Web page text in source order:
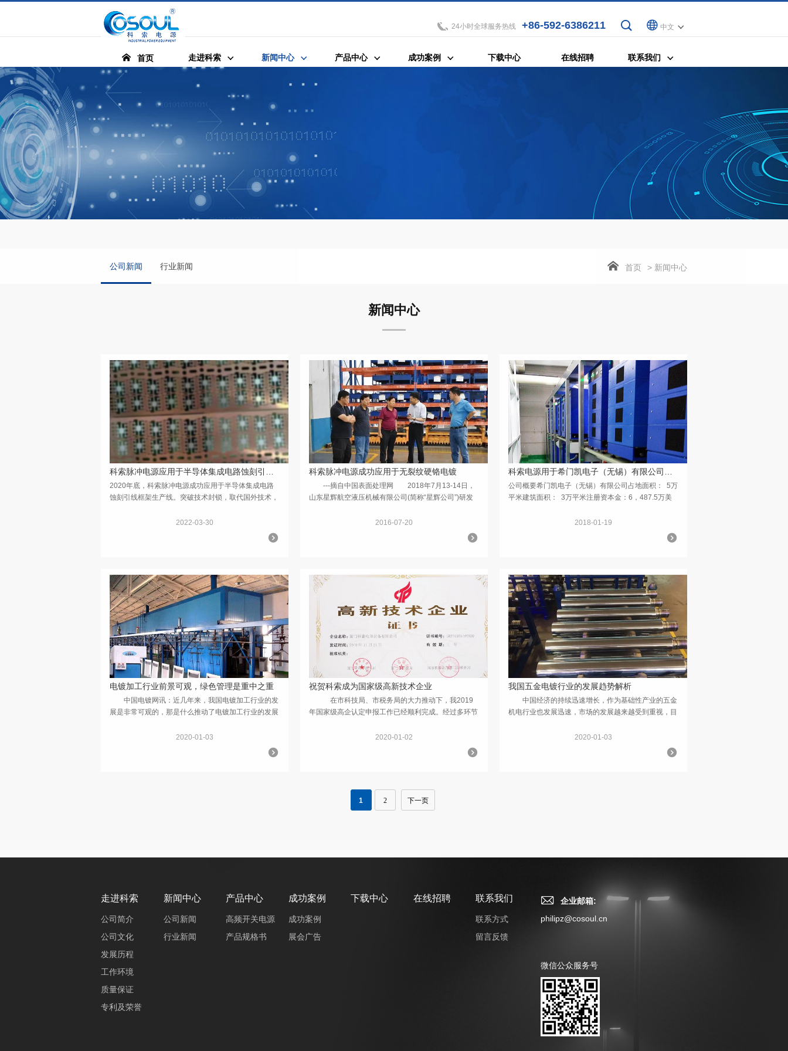
中文
24小时全球服务热线 +86-592-6386211
首页 走进科索 新闻中心 产品中心 成功案例 下载中心 在线招聘 联系我们
公司新闻 行业新闻 首页 > 新闻中心
新闻中心
2020年底，科索脉冲电源成功应用于半导体集成电路
蚀刻引线框架生产线。突破技术封锁，取代国外技术，
2022-03-30
科索脉冲电源成功应用于无裂纹硬铬电镀
---摘自中国表面处理网 2018年7月13-14日，
山东星辉航空液压机械有限公司(简称“星辉公司”)研发
闭路循环工艺”项目技术成果鉴定会在山东烟台举行。
2016-07-20
公司概要希门凯电子（无锡）有限公司占地面积： 5万
平米建筑面积： 3万平米注册资本金：6，487.5万美
的贸易产品主要用途：手机、数码相机、GPS、车载...
2018-01-19
电镀加工行业前景可观，绿色管理是重中之重
中国电镀网讯：近几年来，我国电镀加工行业的发
展是非常可观的，那是什么推动了电镀加工行业的发展
器、医药设施等产业推动了电镀加工行业的发展。随着
2020-01-03
祝贺科索成为国家级高新技术企业
在市科技局、市税务局的大力推动下，我2019
年国家级高企认定申报工作已经顺利完成。经过多环节
科索电源十多年来，秉着诚信和客户至上的原则，追求
2020-01-02
我国五金电镀行业的发展趋势解析
中国经济的持续迅速增长，作为基础性产业的五金
机电行业也发展迅速，市场的发展越来越受到重视，目
前有五金生产销售企业4万多家，行业年产值为1800亿
2020-01-03
1 2 下一页
走进科索
公司简介
公司文化
发展历程
工作环境
质量保证
专利及荣誉
新闻中心
公司新闻
行业新闻
产品中心
高频开关电源
产品规格书
成功案例
成功案例
展会广告
下载中心 在线招聘 联系我们
联系方式
留言反馈
企业邮箱:
philipz@cosoul.cn
微信公众服务号